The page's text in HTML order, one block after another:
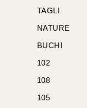
TAGLI
NATURE
BUCHI
102
108
105